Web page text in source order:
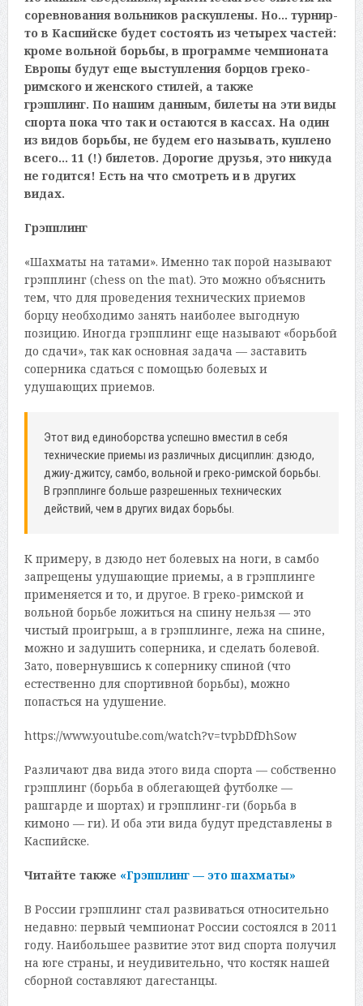
соревнования вольников раскуплены. Но… турнир-
то в Каспийске будет состоять из четырех частей:
кроме вольной борьбы, в программе чемпионата
Европы будут еще выступления борцов греко-
римского и женского стилей, а также
грэпплинг. По нашим данным, билеты на эти виды
спорта пока что так и остаются в кассах. На один
из видов борьбы, не будем его называть, куплено
всего… 11 (!) билетов. Дорогие друзья, это никуда
не годится! Есть на что смотреть и в других
видах.
Грэпплинг
«Шахматы на татами». Именно так порой называют
грэпплинг (chess on the mat). Это можно объяснить
тем, что для проведения технических приемов
борцу необходимо занять наиболее выгодную
позицию. Иногда грэпплинг еще называют «борьбой
до сдачи», так как основная задача — заставить
соперника сдаться с помощью болевых и
удушающих приемов.
Этот вид единоборства успешно вместил в себя
технические приемы из различных дисциплин: дзюдо,
джиу-джитсу, самбо, вольной и греко-римской борьбы.
В грэпплинге больше разрешенных технических
действий, чем в других видах борьбы.
К примеру, в дзюдо нет болевых на ноги, в самбо
запрещены удушающие приемы, а в грэпплинге
применяется и то, и другое. В греко-римской и
вольной борьбе ложиться на спину нельзя — это
чистый проигрыш, а в грэпплинге, лежа на спине,
можно и задушить соперника, и сделать болевой.
Зато, повернувшись к сопернику спиной (что
естественно для спортивной борьбы), можно
попасться на удушение.
https://www.youtube.com/watch?v=tvpbDfDhSow
Различают два вида этого вида спорта — собственно
грэпплинг (борьба в облегающей футболке —
рашгарде и шортах) и грэпплинг-ги (борьба в
кимоно — ги). И оба эти вида будут представлены в
Каспийске.
Читайте также «Грэпплинг — это шахматы»
В России грэпплинг стал развиваться относительно
недавно: первый чемпионат России состоялся в 2011
году. Наибольшее развитие этот вид спорта получил
на юге страны, и неудивительно, что костяк нашей
сборной составляют дагестанцы.